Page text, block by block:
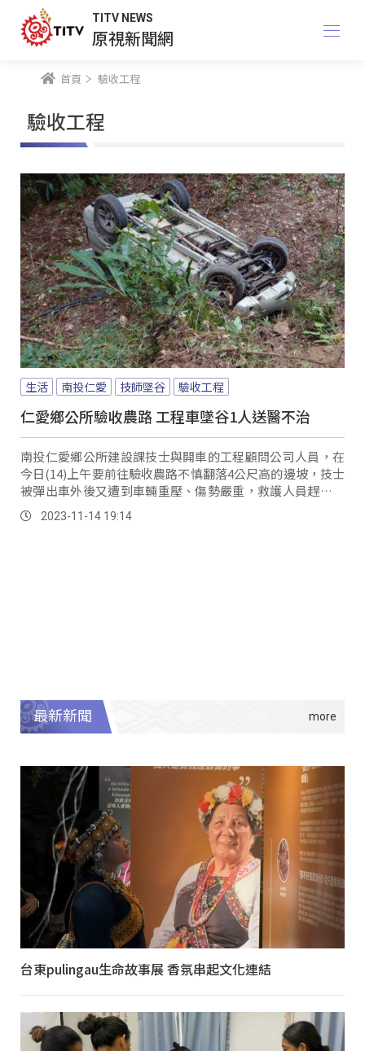
TITV NEWS
原視新聞網
首頁 驗收工程
驗收工程
生活 南投仁愛 技師墜谷 驗收工程
仁愛鄉公所驗收農路 工程車墜谷1人送醫不治
南投仁愛鄉公所建設課技士與開車的工程顧問公司人員，在
今日(14)上午要前往驗收農路不慎翻落4公尺高的邊坡，技士
被彈出車外後又遭到車輛重壓、傷勢嚴重，救護人員趕到後
將技士緊急送醫，但仍是無力回天，而另一...。
2023-11-14 19:14
最新新聞
台東pulingau生命故事展 香氛串起文化連結